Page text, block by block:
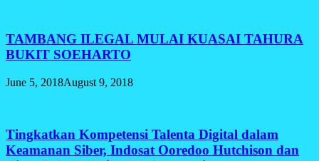
TAMBANG ILEGAL MULAI KUASAI TAHURA
BUKIT SOEHARTO
June 5, 2018August 9, 2018
Tingkatkan Kompetensi Talenta Digital dalam
Keamanan Siber, Indosat Ooredoo Hutchison dan